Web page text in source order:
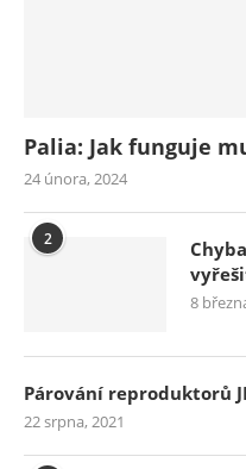
Palia: Jak funguje
24 února, 2024
2
8
Párování reproduktorů
22 srpna, 2021